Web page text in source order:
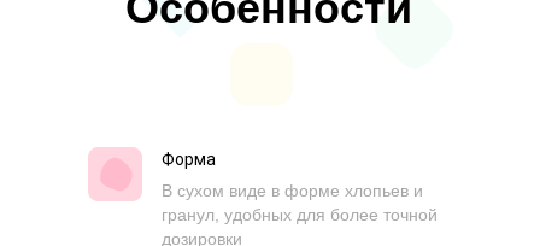
Форма
В сухом виде в форме хлопьев и
гранул, удобных для более точной
дозировки